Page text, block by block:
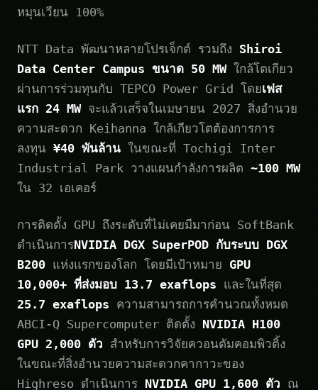
หมุนเวียน 100%
NTT Data พัฒนาหลายโปรเจ็กต์ รวมถึง Shiroi
Data Center Campus ขนาด 50 MWใกล้โตเกียว
ผ่านการร่วมทุนกับ TEPCO Power Grid โดยเฟส
แรก 24 MWจะแล้วเสร็จในเมษายน 2027 สิ่งอำนวย
ความสะดวก Keihanna ใกล้เกียวโตต้องการการ
ลงทุน ¥40 พันล้าน ในขณะที่ Tochigi Inter
Industrial Park วางแผนกำลังการผลิต ~100 MW
ใน 32 เอเคอร์
การติดตั้ง GPU ถึงระดับที่ไม่เคยมีมาก่อน SoftBank
ดำเนินการNVIDIA DGX SuperPOD กับระบบ DGX
B200 แห่งแรกของโลก โดยมีเป้าหมาย GPU
10,000+ ที่ส่งมอบ 13.7 exaflops และในที่สุด
25.7 exaflops ความสามารถการคำนวณทั้งหมด
ABCI-Q Supercomputer ติดตั้ง NVIDIA H100
GPU 2,000 ตัว สำหรับการวิจัยควอนตัมคอมพิวติ้ง
ในขณะที่สิ่งอำนวยความสะดวกคากาวะของ
Highreso ดำเนินการ NVIDIA GPU 1,600 ตัว ณ